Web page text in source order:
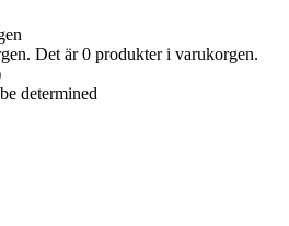
Det är0 produkter i varukorgen.
determined